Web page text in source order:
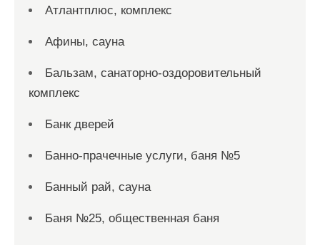
Атлантплюс, комплекс
Афины, сауна
Бальзам, санаторно-оздоровительный
комплекс
Банк дверей
Банно-прачечные услуги, баня №5
Банный рай, сауна
Баня №25, общественная баня